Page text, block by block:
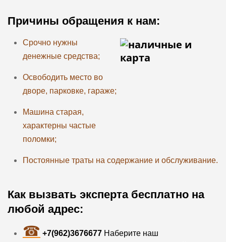
Причины обращения к нам:
Срочно нужны
денежные средства;
Освободить место во
дворе, парковке, гараже;
Машина старая,
характерны частые
поломки;
Постоянные траты на содержание и обслуживание.
Как вызвать эксперта бесплатно на
любой адрес:
☎ +7(962)3676677 Наберите наш